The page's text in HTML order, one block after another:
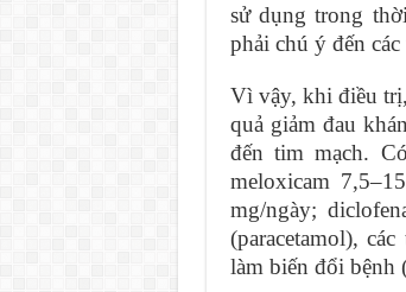
sử dụng trong
phải chú ý đến
Vì vậy, khi điều
quả giảm đau
đến tim mạch.
meloxicam
mg/ngày;
(paracetamol),
làm biến đổi